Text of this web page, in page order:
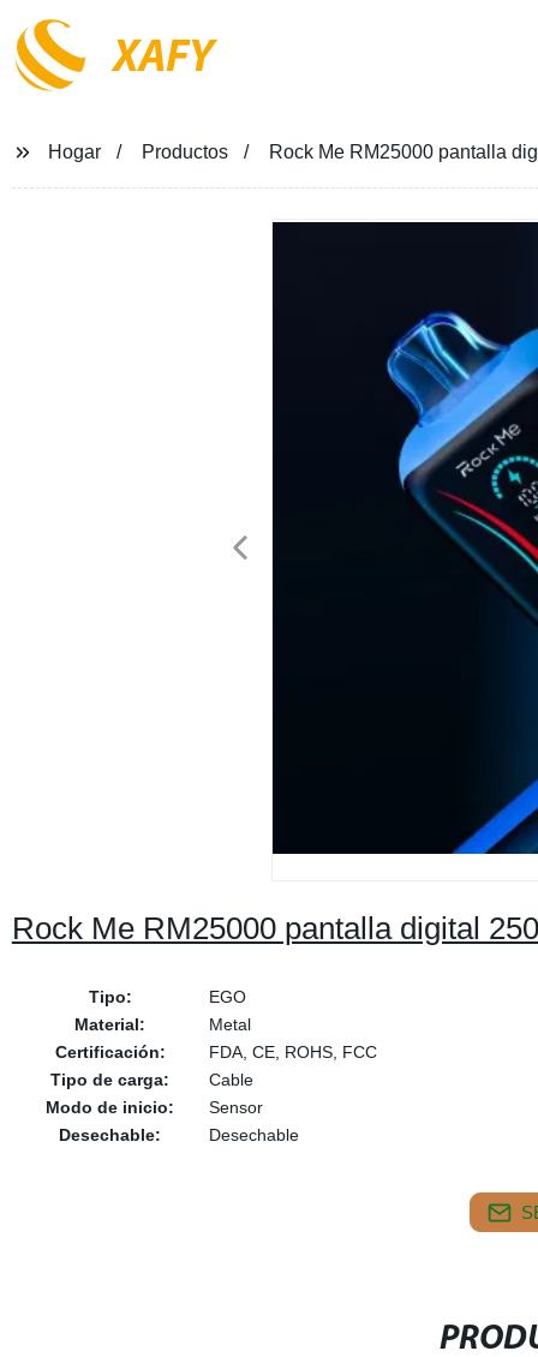
XAFY
Hogar Productos Rock Me RM25000 pantalla
Rock Me RM25000 pantalla digital
Tipo:
EGO
Material:
Metal
Certificación:
FDA, CE, ROHS, FCC
Tipo de carga:
Cable
Modo de inicio:
Sensor
Desechable:
Desechable